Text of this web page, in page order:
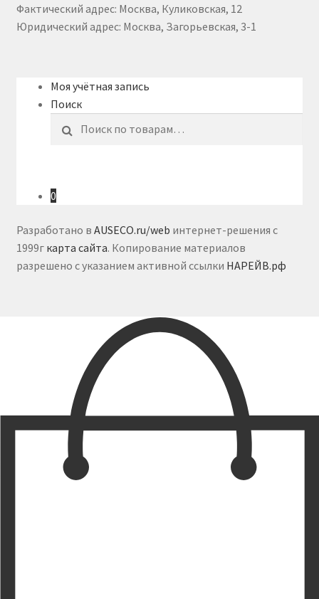
Фактический адрес: Москва, Куликовская, 12
Юридический адрес: Москва, Загорьевская, 3-1
Моя учётная запись
Поиск
Искать:
0
Разработано в AUSECO.ru/web интернет-решения с
1999г карта сайта. Копирование материалов
разрешено с указанием активной ссылки НАРЕЙВ.рф